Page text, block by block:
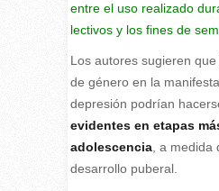
entre el uso realizado
lectivos y los fines de
Los autores sugieren
de género en la
depresión podrían
evidentes en etapas
adolescencia, a medida
desarrollo puberal.